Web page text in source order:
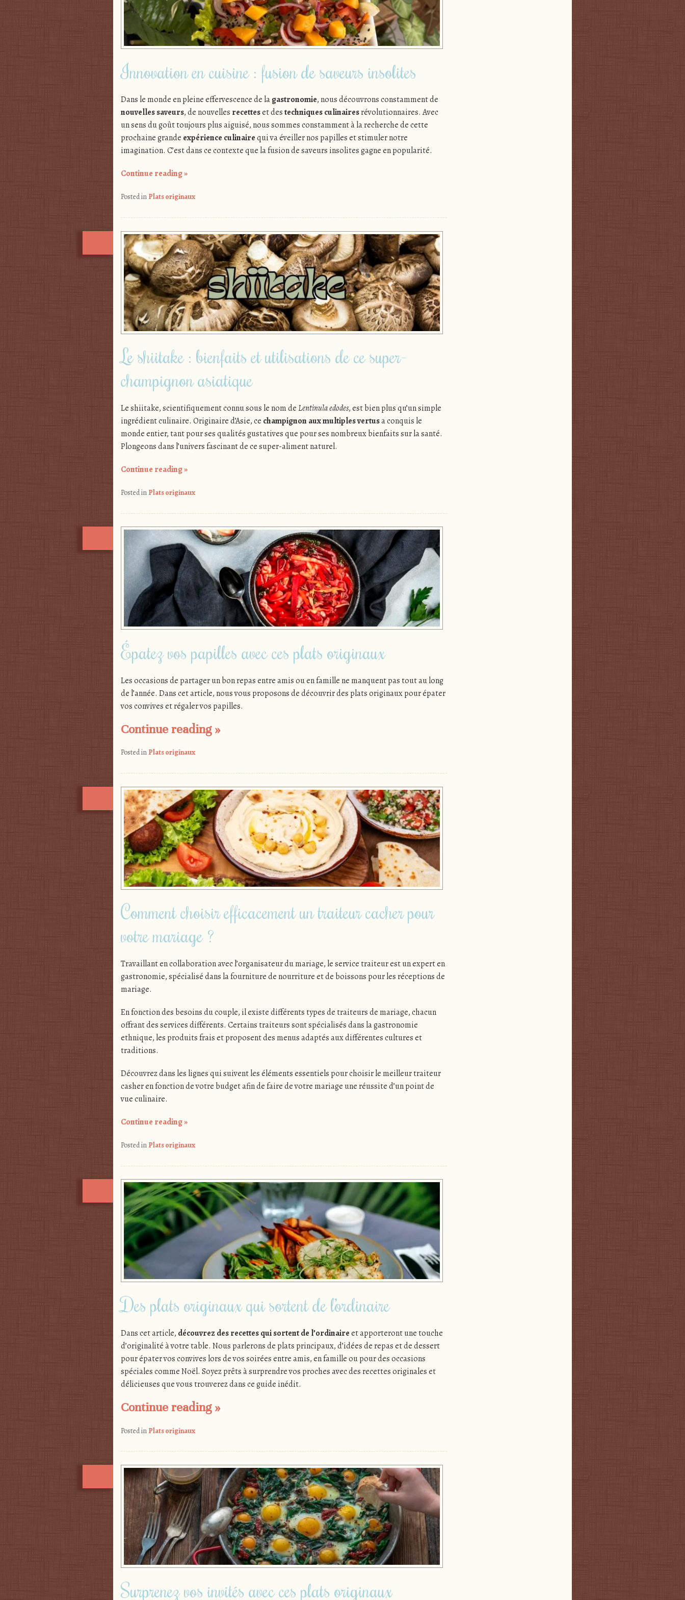
Innovation en cuisine : fusion de saveurs insolites
Dans le monde en pleine effervescence de lagastronomie, nous découvrons constamment de
nouvelles saveurs, de nouvelles recetteset destechniques culinairesrévolutionnaires. Avec
un sens du goût toujours plus aiguisé, nous sommes constamment à la recherche de cette
prochaine grande expérience culinairequi va éveiller nos papilles et stimuler notre
imagination. C’est dans ce contexte que la fusion de saveurs insolites gagne en popularité.
Continue reading»
Posted in Plats originaux
Le shiitake : bienfaits et utilisations de ce super-
champignon asiatique
Le shiitake, scientifiquement connu sous le nom deLentinula edodes, est bien plus qu’un simple
ingrédient culinaire. Originaire d’Asie, ce champignon aux multiples vertusa conquis le
monde entier, tant pour ses qualités gustatives que pour ses nombreux bienfaits sur la santé.
Plongeons dans l’univers fascinant de ce super-aliment naturel.
Continue reading»
Posted in Plats originaux
Épatez vos papilles avec ces plats originaux
Les occasions de partager un bon repas entre amis ou en famille ne manquent pas tout au long
de l’année. Dans cet article, nous vous proposons de découvrir des plats originaux pour épater
vos convives et régaler vos papilles.
Continue reading »
Posted in Plats originaux
Comment choisir efficacement un traiteur cacher pour
votre mariage ?
Travaillant en collaboration avec l’organisateur du mariage, le service traiteur est un expert en
gastronomie, spécialisé dans la fourniture de nourriture et de boissons pour les réceptions de
mariage.
En fonction des besoins du couple, il existe différents types de traiteurs de mariage, chacun
offrant des services différents. Certains traiteurs sont spécialisés dans la gastronomie
ethnique, les produits frais et proposent des menus adaptés aux différentes cultures et
traditions.
Découvrez dans les lignes qui suivent les éléments essentiels pour choisir le meilleur traiteur
casher en fonction de votre budget afin de faire de votre mariage une réussite d’un point de
vue culinaire.
Continue reading»
Posted in Plats originaux
Des plats originaux qui sortent de l’ordinaire
Dans cet article, découvrez des recettes qui sortent de l’ordinaireet apporteront une touche
d’originalité à votre table. Nous parlerons de plats principaux, d’idées de repas et de dessert
pour épater vos convives lors de vos soirées entre amis, en famille ou pour des occasions
spéciales comme Noël. Soyez prêts à surprendre vos proches avec des recettes originales et
délicieuses que vous trouverez dans ce guide inédit.
Continue reading »
Posted in Plats originaux
Surprenez vos invités avec ces plats originaux